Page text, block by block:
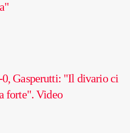
Gasperutti: "Il divario ci
forte". Video